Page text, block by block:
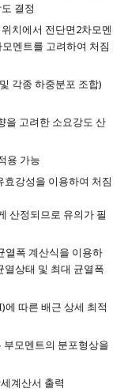
결정
치에서 전단면2차모멘
멘트를 고려하여 처짐
각종 하중분포 조합)
을 고려한 소요강도 산
용 가능
효강성을 이용하여 처짐
산정되므로 유의가 필
열폭 계산식을 이용하
상태 및 최대 균열폭
에 따른 배근 상세 최적
모멘트의 분포형상을
계산서 출력